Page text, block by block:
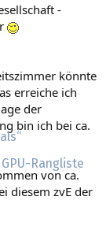
GPU-Rangliste
-
könnte
erreiche ich
der
bin ich bei ca.
von ca.
diesem zvE der